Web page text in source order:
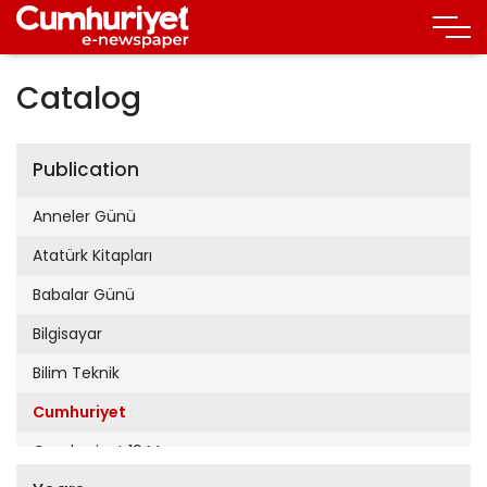
Catalog
Publication
Anneler Günü
Atatürk Kitapları
Babalar Günü
Bilgisayar
Bilim Teknik
Cumhuriyet
Cumhuriyet 19 Mayıs